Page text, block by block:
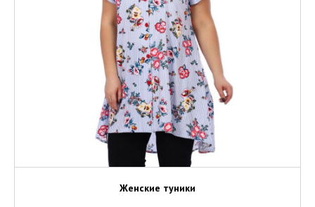
Женские туники